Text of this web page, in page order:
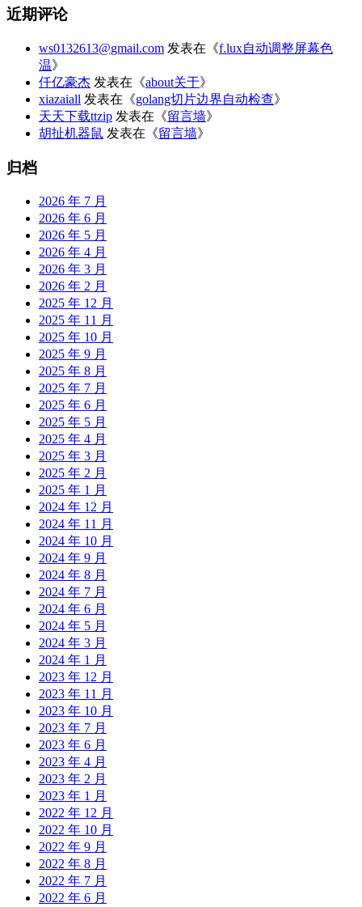
近期评论
ws0132613@gmail.com 发表在《f.lux自动调整屏幕色
温》
仟亿豪杰 发表在《about关于》
xiazaiall 发表在《golang切片边界自动检查》
天天下载ttzip 发表在《留言墙》
胡扯机器鼠 发表在《留言墙》
归档
2026 年 7 月
2026 年 6 月
2026 年 5 月
2026 年 4 月
2026 年 3 月
2026 年 2 月
2025 年 12 月
2025 年 11 月
2025 年 10 月
2025 年 9 月
2025 年 8 月
2025 年 7 月
2025 年 6 月
2025 年 5 月
2025 年 4 月
2025 年 3 月
2025 年 2 月
2025 年 1 月
2024 年 12 月
2024 年 11 月
2024 年 10 月
2024 年 9 月
2024 年 8 月
2024 年 7 月
2024 年 6 月
2024 年 5 月
2024 年 3 月
2024 年 1 月
2023 年 12 月
2023 年 11 月
2023 年 10 月
2023 年 7 月
2023 年 6 月
2023 年 4 月
2023 年 2 月
2023 年 1 月
2022 年 12 月
2022 年 10 月
2022 年 9 月
2022 年 8 月
2022 年 7 月
2022 年 6 月